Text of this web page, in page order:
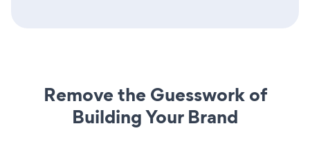
Remove the Guesswork of
Building Your Brand